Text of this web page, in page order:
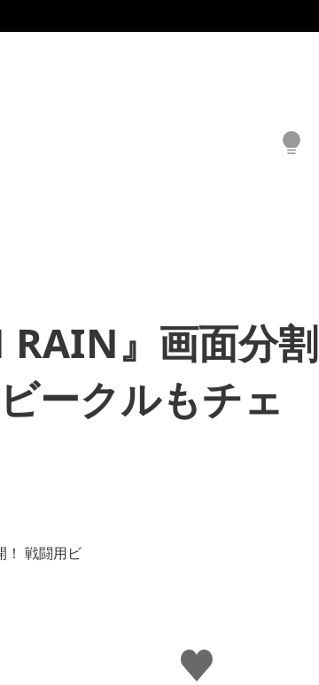
RAIN』画面分割
ークルもチェ
い
い